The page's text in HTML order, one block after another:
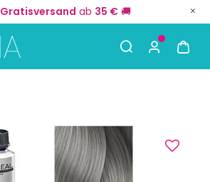
Gratisversand ab 35 € 🚚